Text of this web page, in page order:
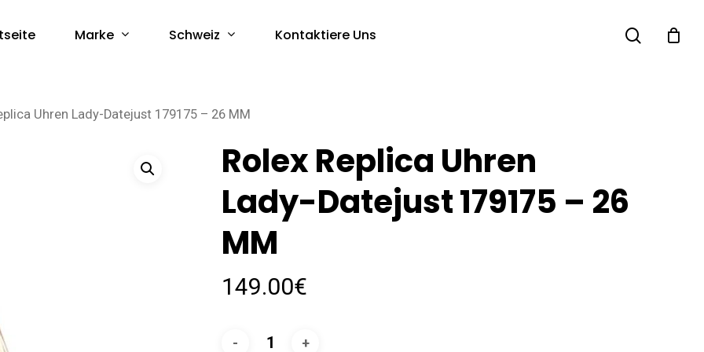
Marke Schweiz Kontaktiere Uns search
Uhren Lady-Datejust 179175 – 26 MM
Rolex Replica Uhren
Lady-Datejust 179175 – 26
MM
149.00€